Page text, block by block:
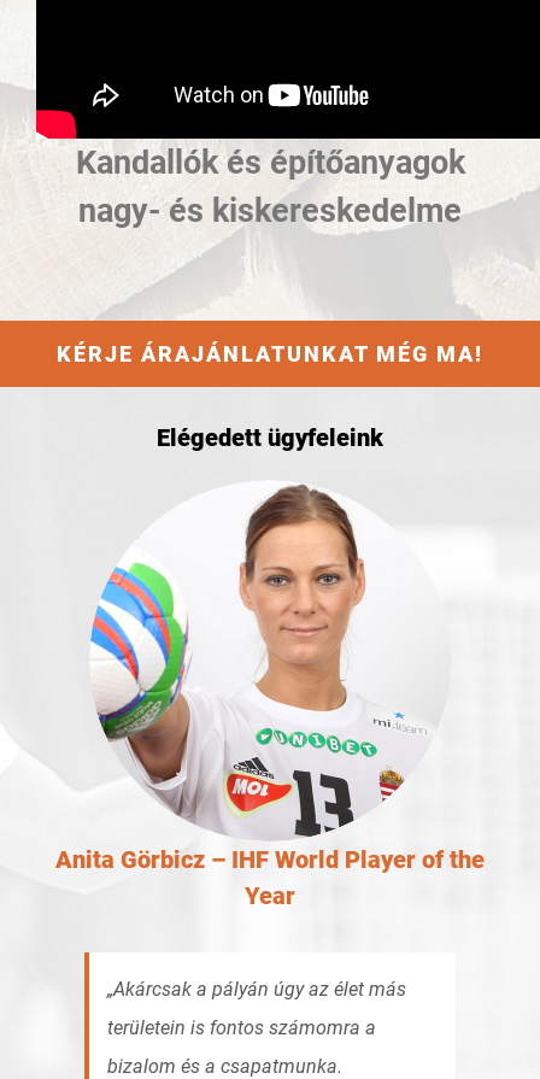
Kandallók és építőanyagok
nagy- és kiskereskedelme
KÉRJE ÁRAJÁNLATUNKAT MÉG MA!
Elégedett ügyfeleink
Anita Görbicz – IHF World Player of the
Year
Akárcsak a pályán úgy az élet más
területein is fontos számomra a
bizalom és a csapatmunka.